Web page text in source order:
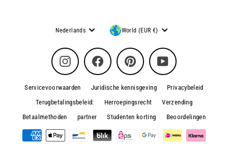
Nederlands
Munteenheid
World (EUR €)
Instagram Facebook Pinterest YouTube
Servicevoorwaarden Juridische kennisgeving
Privacybeleid
Terugbetalingsbeleid:
Herroepingsrecht
Verzending
Betaalmethoden
partner Studenten korting Beoordelingen